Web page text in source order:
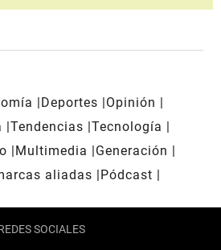
Deportes
Opinión
Tendencias Tecnología
Multimedia
Generación
aliadas
Pódcast
SOCIALES